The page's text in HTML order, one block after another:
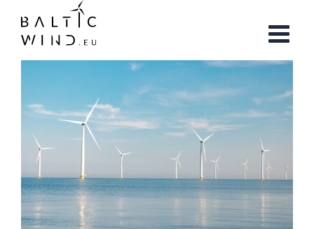
zawartości
obrazek